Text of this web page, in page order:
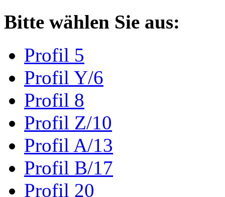
Bitte wählen Sie aus:
Profil 5
Profil Y/6
Profil 8
Profil Z/10
Profil A/13
Profil B/17
Profil 20